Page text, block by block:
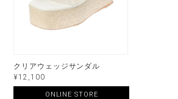
クリアウェッジサンダル
¥12,100
ONLINE STORE